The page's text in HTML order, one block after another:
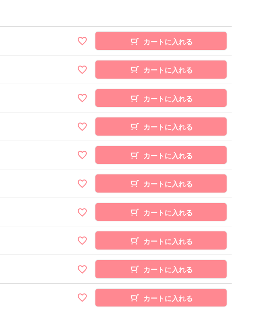
カートに入れる
カートに入れる
カートに入れる
カートに入れる
カートに入れる
カートに入れる
カートに入れる
カートに入れる
カートに入れる
カートに入れる